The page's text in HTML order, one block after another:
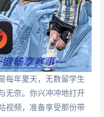
每年夏天，无数留学生
无奈。你兴冲冲地打开
视频，准备享受那份带